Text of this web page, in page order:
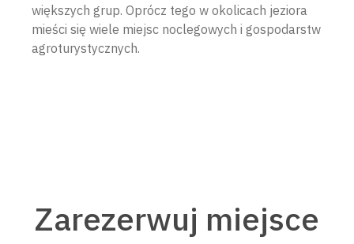
większych grup. Oprócz tego w okolicach jeziora
mieści się wiele miejsc noclegowych i gospodarstw
agroturystycznych.
Zarezerwuj miejsce